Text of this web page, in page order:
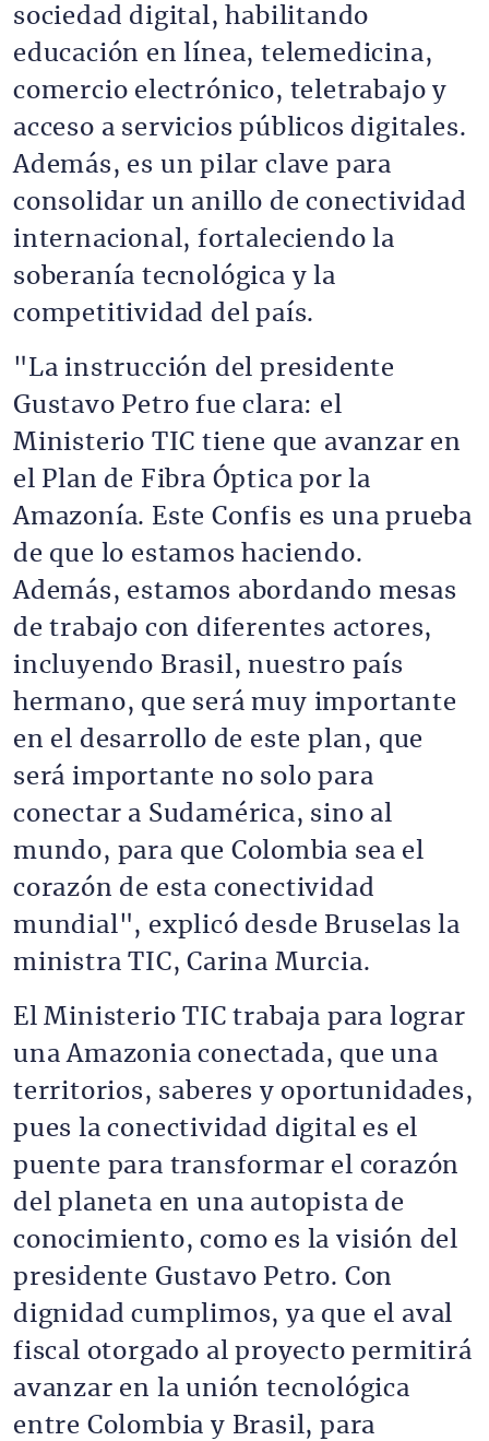
sociedad digital, habilitando
educación en línea, telemedicina,
comercio electrónico, teletrabajo y
acceso a servicios públicos digitales.
Además, es un pilar clave para
consolidar un anillo de conectividad
internacional, fortaleciendo la
soberanía tecnológica y la
competitividad del país.
"La instrucción del presidente
Gustavo Petro fue clara: el
Ministerio TIC tiene que avanzar en
el Plan de Fibra Óptica por la
Amazonía. Este Confis es una prueba
de que lo estamos haciendo.
Además, estamos abordando mesas
de trabajo con diferentes actores,
incluyendo Brasil, nuestro país
hermano, que será muy importante
en el desarrollo de este plan, que
será importante no solo para
conectar a Sudamérica, sino al
mundo, para que Colombia sea el
corazón de esta conectividad
mundial", explicó desde Bruselas la
ministra TIC, Carina Murcia.
El Ministerio TIC trabaja para lograr
una Amazonia conectada, que una
territorios, saberes y oportunidades,
pues la conectividad digital es el
puente para transformar el corazón
del planeta en una autopista de
conocimiento, como es la visión del
presidente Gustavo Petro. Con
dignidad cumplimos, ya que el aval
fiscal otorgado al proyecto permitirá
avanzar en la unión tecnológica
entre Colombia y Brasil, para